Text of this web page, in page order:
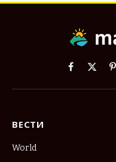
Facebook
X
ВЕСТИ
World